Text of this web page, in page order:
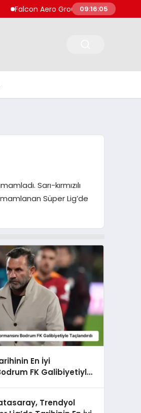
Aero Group, Küresel Havacılık
09:16:06
Sarı-kırmızılı
Süper Lig’de
En İyi
FK Galibiyetiyle
Trendyol